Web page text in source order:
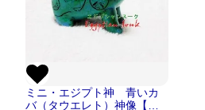
ミニ・エジプト神 青いカ
バ（タウエレト）神像【宅